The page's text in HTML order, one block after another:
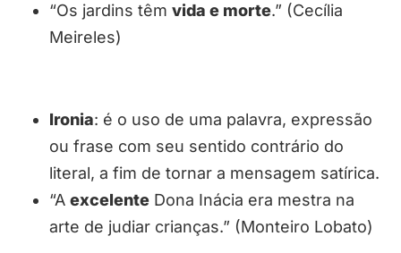
“Os jardins têm vida e morte.” (Cecília
Meireles)
Ironia: é o uso de uma palavra, expressão
ou frase com seu sentido contrário do
literal, a fim de tornar a mensagem satírica.
“A excelente Dona Inácia era mestra na
arte de judiar crianças.” (Monteiro Lobato)